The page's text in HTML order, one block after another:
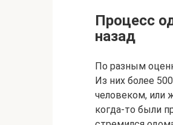
Процесс
назад
По разным
Из них более
человеком, или
когда-то были